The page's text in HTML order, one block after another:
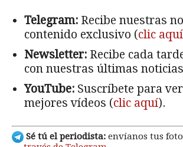
Telegram: Recibe nuestras
contenido exclusivo (clic aquí
Newsletter: Recibe cada
con nuestras últimas
YouTube: Suscríbete para
mejores vídeos (clic aquí).
Sé tú el periodista: envíanos tus